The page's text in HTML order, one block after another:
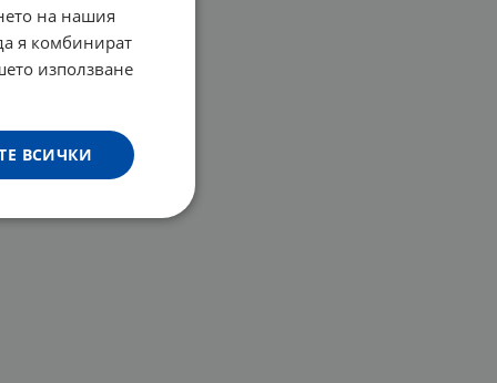
на нашия
я комбинират
използване
ВСИЧКИ